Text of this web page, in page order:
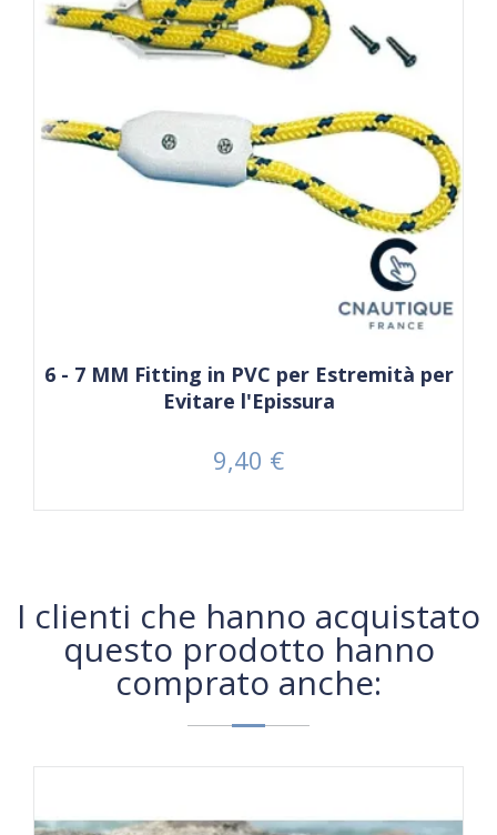
6 - 7 MM Fitting in PVC per Estremità per
Evitare l'Epissura
Prezzo
9,40 €
I clienti che hanno acquistato
questo prodotto hanno
comprato anche: